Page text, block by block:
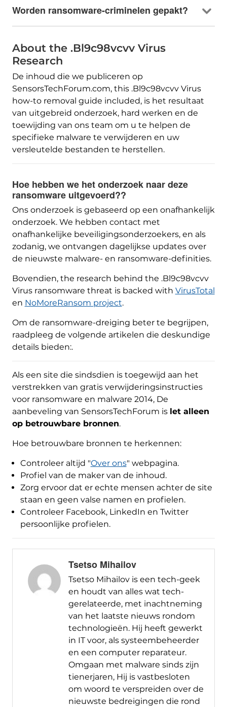
Worden ransomware-criminelen gepakt?
About the .Bl9c98vcvv Virus
Research
De inhoud die we publiceren op
SensorsTechForum.com, this .Bl9c98vcvv Virus
how-to removal guide included, is het resultaat
van uitgebreid onderzoek, hard werken en de
toewijding van ons team om u te helpen de
specifieke malware te verwijderen en uw
versleutelde bestanden te herstellen.
Hoe hebben we het onderzoek naar deze
ransomware uitgevoerd??
Ons onderzoek is gebaseerd op een onafhankelijk
onderzoek. We hebben contact met
onafhankelijke beveiligingsonderzoekers, en als
zodanig, we ontvangen dagelijkse updates over
de nieuwste malware- en ransomware-definities.
Bovendien, the research behind the .Bl9c98vcvv
Virus ransomware threat is backed with VirusTotal
en NoMoreRansom project.
Om de ransomware-dreiging beter te begrijpen,
raadpleeg de volgende artikelen die deskundige
details bieden:.
Als een site die sindsdien is toegewijd aan het
verstrekken van gratis verwijderingsinstructies
voor ransomware en malware 2014, De
aanbeveling van SensorsTechForum is let alleen
op betrouwbare bronnen.
Hoe betrouwbare bronnen te herkennen:
Controleer altijd "Over ons" webpagina.
Profiel van de maker van de inhoud.
Zorg ervoor dat er echte mensen achter de site
staan ​​en geen valse namen en profielen.
Controleer Facebook, LinkedIn en Twitter
persoonlijke profielen.
Tsetso Mihailov
Tsetso Mihailov is een tech-geek
en houdt van alles wat tech-
gerelateerde, met inachtneming
van het laatste nieuws rondom
technologieën. Hij heeft gewerkt
in IT voor, als systeembeheerder
en een computer reparateur.
Omgaan met malware sinds zijn
tienerjaren, Hij is vastbesloten
om woord te verspreiden over de
nieuwste bedreigingen die rond